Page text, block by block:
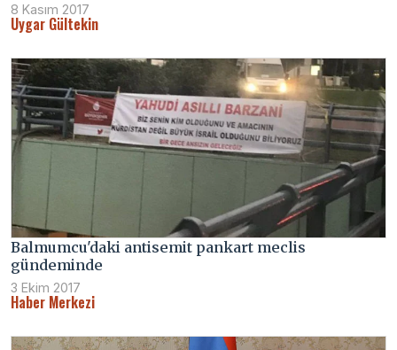
8 Kasım 2017
Uygar Gültekin
Balmumcu'daki antisemit pankart meclis
gündeminde
3 Ekim 2017
Haber Merkezi